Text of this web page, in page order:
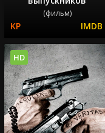
(фильм)
HD